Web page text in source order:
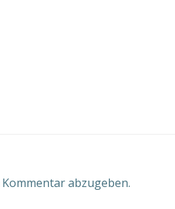
abzugeben.